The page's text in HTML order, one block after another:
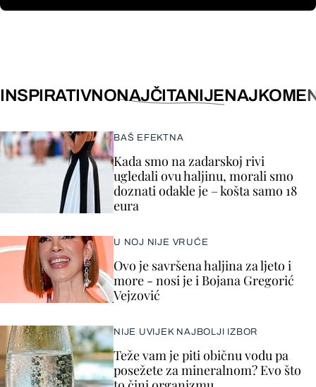
INSPIRATIVNONAJČITANIJE
BAŠ EFEKTNA
Kada smo na zadarskoj rivi
ugledali ovu haljinu, morali smo
doznati odakle je – košta samo 18
eura
U NOJ NIJE VRUĆE
Ovo je savršena haljina za ljeto i
more - nosi je i Bojana Gregorić
Vejzović
NIJE UVIJEK NAJBOLJI IZBOR
Teže vam je piti običnu vodu pa
posežete za mineralnom? Evo što